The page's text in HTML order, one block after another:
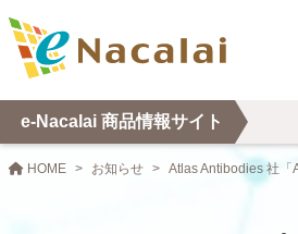
e-Nacalai 商品情報サイト
HOME お知らせ Atlas Antibodies 社「